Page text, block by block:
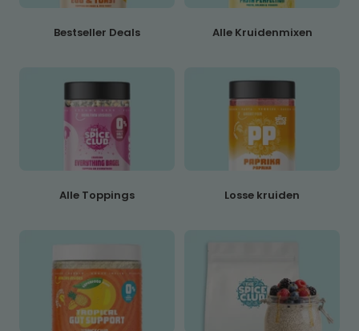
Bestseller Deals Alle Kruidenmixen
Alle Toppings Losse kruiden